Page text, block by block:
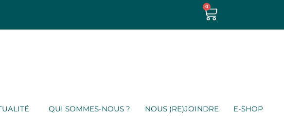
0
QUI SOMMES-NOUS ? NOUS (RE)JOINDRE E-SHOP